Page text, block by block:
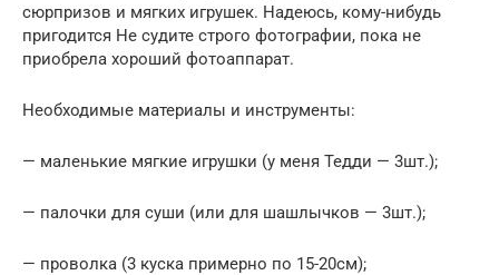
сюрпризов и мягких игрушек. Надеюсь, кому-нибудь
пригодится Не судите строго фотографии, пока не
приобрела хороший фотоаппарат.
Необходимые материалы и инструменты:
— маленькие мягкие игрушки (у меня Тедди — 3шт.);
— палочки для суши (или для шашлычков — 3шт.);
— проволка (3 куска примерно по 15-20см);